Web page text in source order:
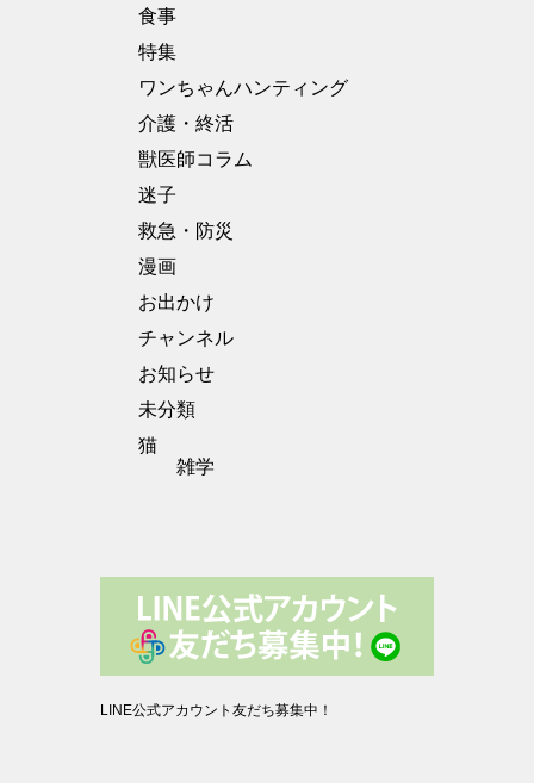
食事
特集
ワンちゃんハンティング
介護・終活
獣医師コラム
迷子
救急・防災
漫画
お出かけ
チャンネル
お知らせ
未分類
猫
雑学
LINE公式アカウント友だち募集中！